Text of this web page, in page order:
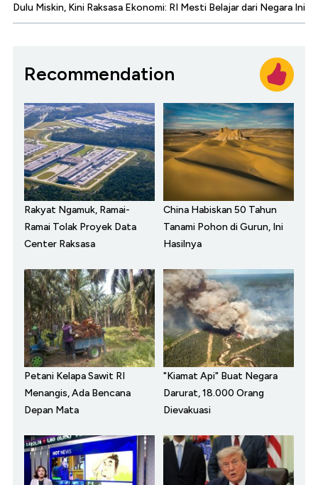
Dulu Miskin, Kini Raksasa Ekonomi: RI Mesti Belajar dari Negara Ini
Recommendation
Rakyat Ngamuk, Ramai-
Ramai Tolak Proyek Data
Center Raksasa
China Habiskan 50 Tahun
Tanami Pohon di Gurun, Ini
Hasilnya
Petani Kelapa Sawit RI
Menangis, Ada Bencana
Depan Mata
"Kiamat Api" Buat Negara
Darurat, 18.000 Orang
Dievakuasi